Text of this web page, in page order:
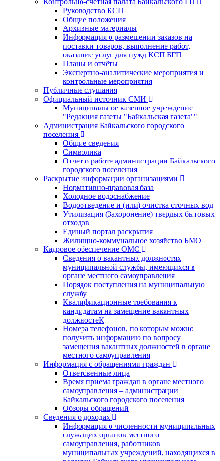
Руководство КСП
Общие положения
Архивные материалы
Информация о размещении заказов на
поставки товаров, выполнение работ,
оказание услуг для нужд КСП БГП
Планы и отчёты
Экспертно-аналитические мероприятия и
контрольные мероприятия
Публичные слушания
Официальный источник СМИ
Муниципальное казенное учреждение
"Редакция газеты "Байкальская газета""
Администрация Байкальского городского
поселения
Общие сведения
Символика
Отчет о работе администрации Байкальского
городского поселения
Раскрытие информации организациями
Нормативно-правовая база
Холодное водоснабжение
Водоотведение и (или) очистка сточных вод
Утилизация (Захоронение) твердых бытовых
отходов
Единый портал раскрытия
Жилищно-коммунальное хозяйство БМО
Кадровое обеспечение ОМС
Сведения о вакантных должностях
муниципальной службы, имеющихся в
органе местного самоуправления
Порядок поступления на муниципальную
службу
Квалификационные требования к
кандидатам на замещение вакантных
должностеК
Номера телефонов, по которым можно
получить информацию по вопросу
замещения вакантных должностей в органе
местного самоуправления
Информация с обращениями граждан
Ответсвенные лица
Время приема граждан в органе местного
самоуправления – администрации
Байкальского городского поселения
Обзоры обращений
Сведения о доходах
Информация о численности муниципальных
служащих органов местного
самоуправления, работников
муниципальных учреждений, находящихся в